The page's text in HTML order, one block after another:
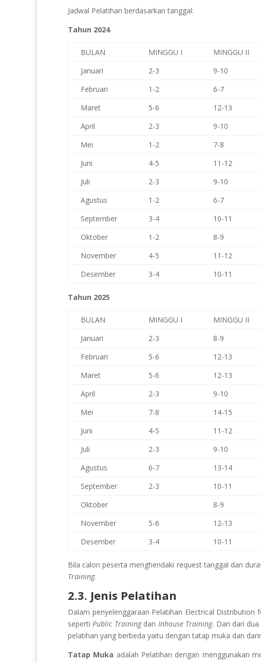
Jadwal Pelatihan berdasarkan tanggal:
Tahun 2024
BULAN MINGGU I MINGGU II
Januari
2-3 9-10
Februari
1-2 6-7
Maret
5-6 12-13
April
2-3 9-10
Mei
1-2 7-8
Juni
4-5 11-12
Juli
2-3 9-10
Agustus
1-2 6-7
September
3-4 10-11
Oktober
1-2 8-9
November
4-5 11-12
Desember
3-4 10-11
Tahun 2025
BULAN MINGGU I MINGGU II
Januari
2-3 8-9
Februari
5-6 12-13
Maret
5-6 12-13
April
2-3 9-10
Mei
7-8 14-15
Juni
4-5 11-12
Juli
2-3 9-10
Agustus
6-7 13-14
September
2-3 10-11
Oktober
8-9
November
5-6 12-13
Desember
3-4 10-11
Bila calon peserta menghendaki request tanggal dan
Training.
2.3. Jenis Pelatihan
Dalam penyelenggaraan Pelatihan Electrical Distribution
seperti Public Trainingdan Inhouse Training. Dan dari
pelatihan yang berbeda yaitu dengan tatap muka dan
Tatap Muka adalah Pelatihan dengan menggunakan